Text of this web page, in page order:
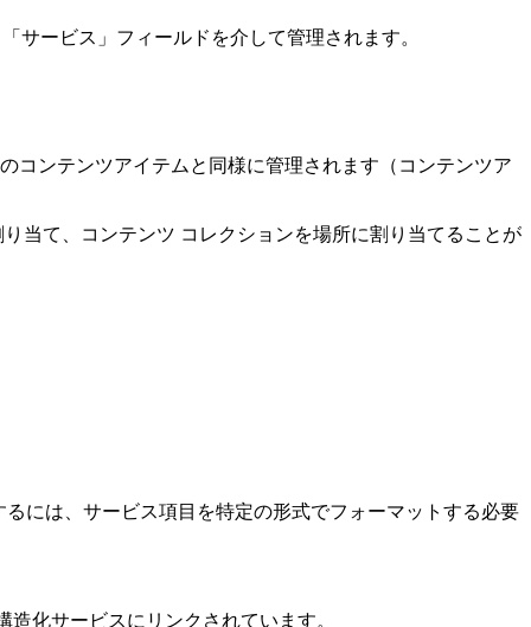
サービス」フィールドを介して管理されます。
コンテンツアイテムと同様に管理されます（コンテンツア
当て、コンテンツ コレクションを場所に割り当てることが
には、サービス項目を特定の形式でフォーマットする必要
化サービスにリンクされています。